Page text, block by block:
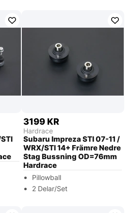
3199 KR
Hardrace
Subaru Impreza STI 07-11 /
WRX/STI 14+ Främre Nedre
Stag Bussning OD=76mm
Hardrace
Pillowball
2 Delar/Set